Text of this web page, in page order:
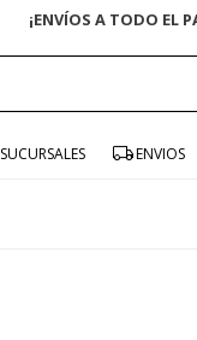
¡ENVÍOS A TODO EL
SUCURSALES ENVIOS